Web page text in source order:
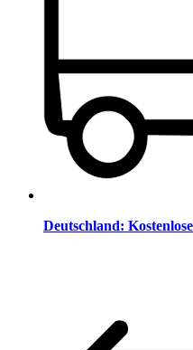
Deutschland: